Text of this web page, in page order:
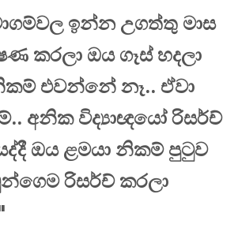
ඉන්න උගත්තු මාස
කරලා ඔය ගෑස් හදලා
එවන්නේ නෑ.. ඒවා
අනික විද්‍යාඥයෝ රිසර්ච්
ඔය ළමයා නිකම් පුටුව
රිසර්ච් කරලා